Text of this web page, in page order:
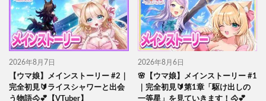
2026年8月7日
【ウマ娘】メインストーリー #2｜
完全初見🔰ライスシャワーと出会
う物語🐴💕【VTuber】
2026年8月6日
🌸【ウマ娘】メインストーリー #1
｜完全初見🔰第1章「駆け出しの
一等星」を見ていきます！🐴💕